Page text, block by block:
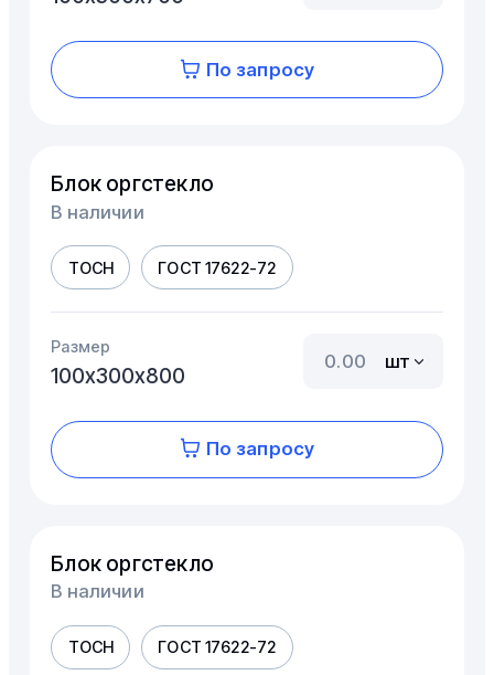
По запросу
Блок оргстекло
В наличии
ТОСН ГОСТ 17622-72
Размер
100х300х800
шт
По запросу
Блок оргстекло
В наличии
ТОСН ГОСТ 17622-72